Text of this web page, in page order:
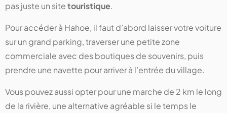
pas juste un sitetouristique.
Pour accéder à Hahoe, il faut d’abord laisser votre voiture
sur un grand parking, traverser une petite zone
commerciale avec des boutiques de souvenirs, puis
prendre une navette pour arriver à l’entrée du village.
Vous pouvez aussi opter pour une marche de 2 km le long
de la rivière, une alternative agréable si le temps le